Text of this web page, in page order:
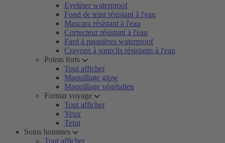
Eyeliner waterproof
Fond de teint résistant à l'eau
Mascara résistant à l'eau
Correcteur résistant à l'eau
Fard à paupières waterproof
Crayons à sourcils résistants à l'eau
Points forts
Tout afficher
Maquillage glow
Maquillage végétalien
Format voyage
Tout afficher
Yeux
Teint
Soins hommes
Tout afficher